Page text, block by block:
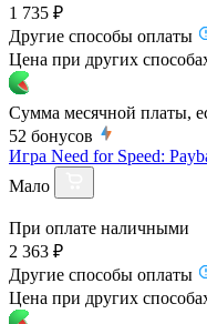
1 735 ₽
Другие способы оплаты
Цена при других
Сумма месячной платы,
52 бонусов
Игра Need for Speed:
Мало
При оплате наличными
2 363 ₽
Другие способы оплаты
Цена при других